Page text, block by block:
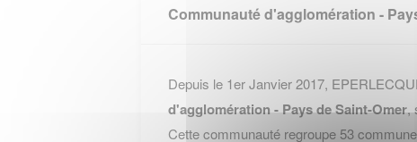
Communauté d'agglomération -
Depuis le 1er Janvier 2017,
d'agglomération - Pays de Saint-Omer,
Cette communauté regroupe 53